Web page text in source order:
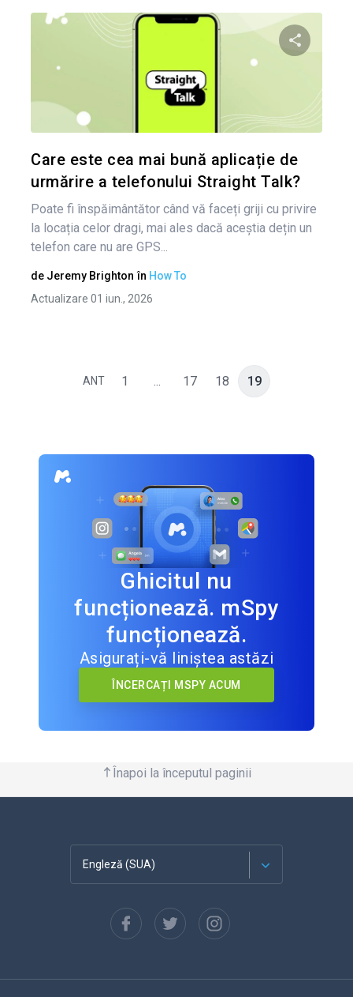
Care este cea mai bună aplicație de
urmărire a telefonului Straight Talk?
Poate fi înspăimântător când vă faceți griji cu privire
la locația celor dragi, mai ales dacă aceștia dețin un
telefon care nu are GPS...
de Jeremy Brighton în How To
Actualizare 01 iun., 2026
ANT 1 ... 17 18 19
Ghicitul nu
funcționează. mSpy
funcționează.
Asigurați-vă liniștea astăzi
ÎNCERCAȚI MSPY ACUM
Înapoi la începutul paginii
Engleză (SUA)
Español
Deutsch